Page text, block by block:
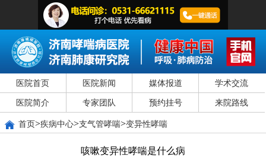
医院首页 医院新闻 媒体报道 学术交流
医院简介 专家团队 预约挂号 来院路线
首页>疾病中心>支气管哮喘>变异性哮喘
咳嗽变异性哮喘是什么病